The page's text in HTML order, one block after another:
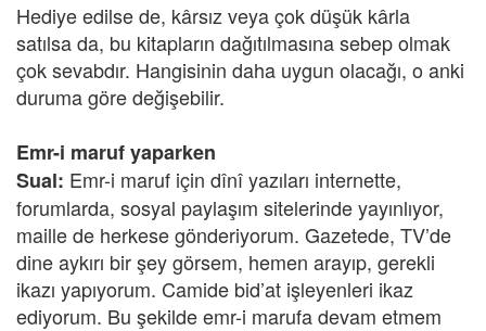
Hediye edilse de, kârsız veya çok düşük kârla
satılsa da, bu kitapların dağıtılmasına sebep olmak
çok sevabdır. Hangisinin daha uygun olacağı, o anki
duruma göre değişebilir.
Emr-i maruf yaparken
Sual: Emr-i maruf için dînî yazıları internette,
forumlarda, sosyal paylaşım sitelerinde yayınlıyor,
maille de herkese gönderiyorum. Gazetede, TV’de
dine aykırı bir şey görsem, hemen arayıp, gerekli
ikazı yapıyorum. Camide bid’at işleyenleri ikaz
ediyorum. Bu şekilde emr-i marufa devam etmem